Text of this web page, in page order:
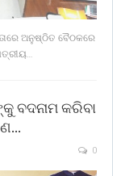
ଅନୁଷ୍ଠିତ ବୈଠକରେ
ବଦନାମ କରିବା
0